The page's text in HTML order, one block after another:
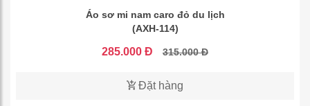
Áo sơ mi nam caro đỏ du lịch
(AXH-114)
285.000 Đ 315.000 Đ
Đặt hàng